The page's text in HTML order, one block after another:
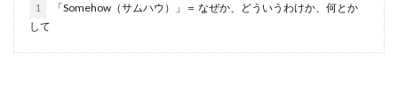
1
「Somehow（サムハウ）」＝ なぜか、どういうわけか、何とか
して